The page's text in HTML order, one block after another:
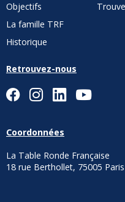
Objectifs
La famille TRF
Historique
Retrouvez-nous
Coordonnées
La Table Ronde Française
18 rue Berthollet, 75005 Paris